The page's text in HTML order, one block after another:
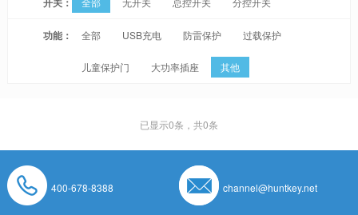
功能： 全部 USB充电 防雷保护 过载保护
儿童保护门 大功率插座 其他
已显示0条，共0条
400-678-8388 channel@huntkey.net